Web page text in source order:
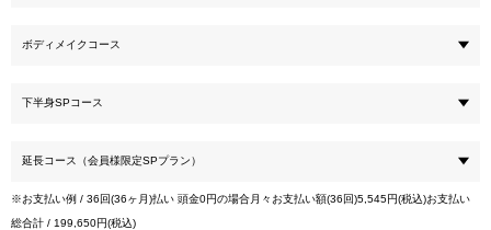
ボディメイクコース
下半身SPコース
延長コース（会員様限定SPプラン）
※お支払い例 / 36回(36ヶ月)払い 頭金0円の場合月々お支払い額(36回)5,545円(税込)お支払い
総合計 / 199,650円(税込)